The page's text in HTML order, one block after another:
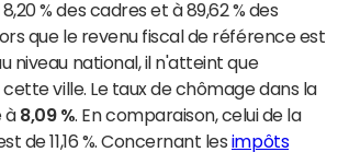
% des cadres et à 89,62 % des
que le revenu fiscal de référence est
niveau national, il n'atteint que
cette ville. Le taux de chômage dans la
à 8,09 % . En comparaison, celui de la
de 11,16 %. Concernant les impôts